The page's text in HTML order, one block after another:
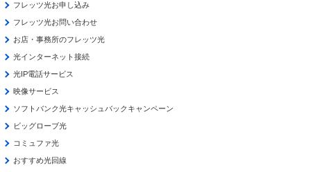
フレッツ光お申し込み
フレッツ光お問い合わせ
お店・事務所のフレッツ光
光インターネット接続
光IP電話サービス
映像サービス
ソフトバンク光キャッシュバックキャンペーン
ビッグローブ光
コミュファ光
おすすめ光回線